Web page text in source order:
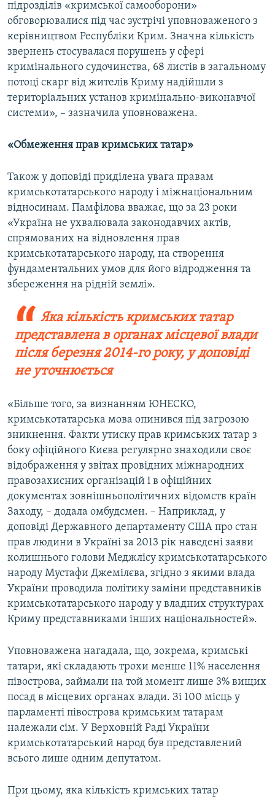
підрозділів «кримської самооборони»
обговорювалися під час зустрічі уповноваженого з
керівництвом Республіки Крим. Значна кількість
звернень стосувалася порушень у сфері
кримінального судочинства, 68 листів в загальному
потоці скарг від жителів Криму надійшли з
територіальних установ кримінально-виконавчої
системи», – зазначила уповноважена.
«Обмеження прав кримських татар»
Також у доповіді приділена увага правам
кримськотатарського народу і міжнаціональним
відносинам. Памфілова вважає, що за 23 роки
«Україна не ухвалювала законодавчих актів,
спрямованих на відновлення прав
кримськотатарського народу, на створення
фундаментальних умов для його відродження та
збереження на рідній землі».
Яка кількість кримських татар
представлена в органах місцевої влади
після березня 2014-го року, у доповіді
не уточнюється
«Більше того, за визнанням ЮНЕСКО,
кримськотатарська мова опинився під загрозою
зникнення. Факти утиску прав кримських татар з
боку офіційного Києва регулярно знаходили своє
відображення у звітах провідних міжнародних
правозахисних організацій і в офіційних
документах зовнішньополітичних відомств країн
Заходу, – додала омбудсмен. – Наприклад, у
доповіді Державного департаменту США про стан
прав людини в Україні за 2013 рік наведені заяви
колишнього голови Меджлісу кримськотатарського
народу Мустафи Джемілєва, згідно з якими влада
України проводила політику заміни представників
кримськотатарського народу у владних структурах
Криму представниками інших національностей».
Уповноважена нагадала, що, зокрема, кримські
татари, які складають трохи менше 11% населення
півострова, займали на той момент лише 3% вищих
посад в місцевих органах влади. Зі 100 місць у
парламенті півострова кримським татарам
належали сім. У Верховній Раді України
кримськотатарський народ був представлений
всього лише одним депутатом.
При цьому, яка кількість кримських татар